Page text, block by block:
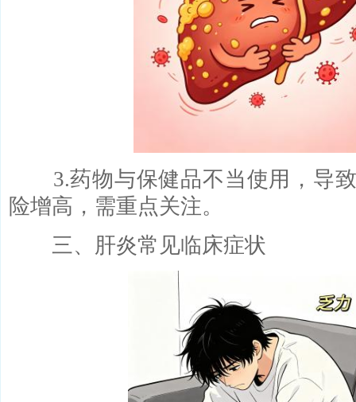
3.药物与保健品不当使用，导致
险增高，需重点关注。
三、肝炎常见临床症状